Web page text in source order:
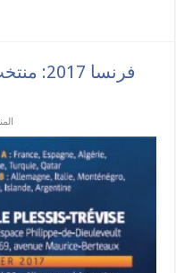
فرنسا